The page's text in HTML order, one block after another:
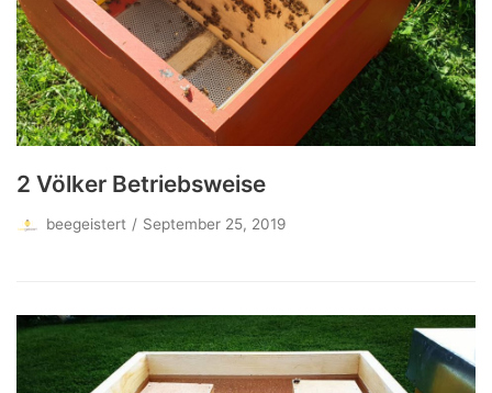
2 Völker Betriebsweise
beegeistert September 25, 2019